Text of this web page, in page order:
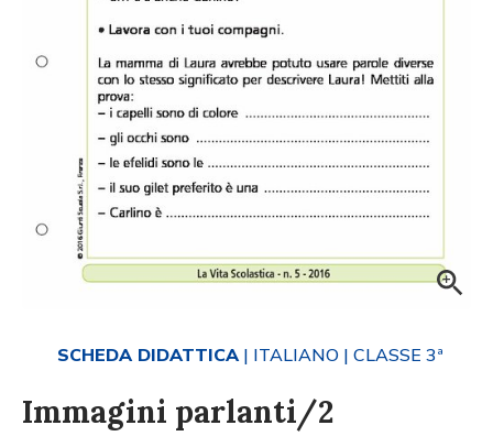
SCHEDA DIDATTICA | ITALIANO | CLASSE 3ª
Immagini parlanti/2